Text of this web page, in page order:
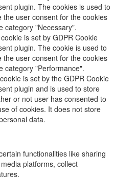
plugin. The cookies is used to
the user consent for the cookies
category "Necessary".
is set by GDPR Cookie
plugin. The cookie is used to
the user consent for the cookies
category "Performance".
is set by the GDPR Cookie
plugin and is used to store
or not user has consented to
of cookies. It does not store
data.
functionalities like sharing
platforms, collect